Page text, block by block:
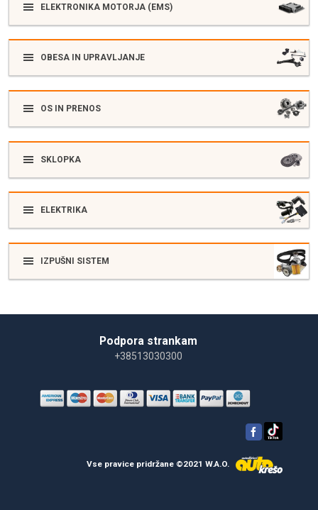
ELEKTRONIKA MOTORJA (EMS)
OBESA IN UPRAVLJANJE
OS IN PRENOS
SKLOPKA
ELEKTRIKA
IZPUŠNI SISTEM
Podpora strankam
+38513030300
Vse pravice pridržane ©2021 W.A.O.